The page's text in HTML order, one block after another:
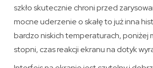
szkło skutecznie chroni przed
mocne uderzenie o skałę to już inna
bardzo niskich temperaturach, poniżej
stopni, czas reakcji ekranu na dotyk